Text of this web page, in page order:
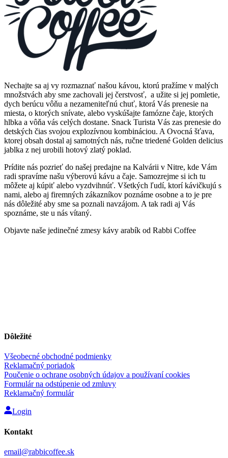
Nechajte sa aj vy rozmaznať našou kávou, ktorú pražíme v malých
množstvách aby sme zachovali jej čerstvosť, a užite si jej pomletie,
dych berúcu vôňu a nezameniteľnú chuť, ktorá Vás prenesie na
miesta, o ktorých snívate, alebo vyskúšajte famózne čaje, ktorých
hlbka a vôňa vás celých dostane. Snack Turista Vás zas prenesie do
detských čias svojou explozívnou kombináciou. A Ovocná šťava,
ktorej obsah dostal aj samotných nás, ručne triedené Golden delicius
jablka z nej urobili hotový zlatý poklad.
Prídite nás pozrieť do našej predajne na Kalvárii v Nitre, kde Vám
radi spravíme našu výberovú kávu a čaje. Samozrejme si ich tu
môžete aj kúpiť alebo vyzdvihnúť. Všetkých ľudí, ktorí kávičkujú s
nami, alebo aj firemných zákazníkov poznáme osobne a to je pre
nás dôležité aby sme sa poznali navzájom. A tak radi aj Vás
spoznáme, ste u nás vítaný.
Objavte naše jedinečné zmesy kávy arabík od Rabbi Coffee
Dôležité
Všeobecné obchodné podmienky
Reklamačný poriadok
Poučenie o ochrane osobných údajov a používaní cookies
Formulár na odstúpenie od zmluvy
Reklamačný formulár
Login
Kontakt
email@rabbicoffee.sk